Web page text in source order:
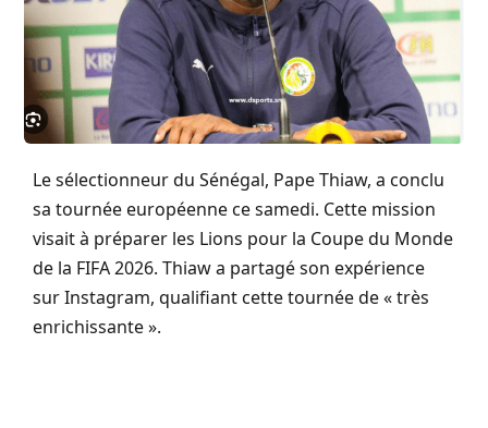
Le sélectionneur du Sénégal, Pape Thiaw, a conclu
sa tournée européenne ce samedi. Cette mission
visait à préparer les Lions pour la Coupe du Monde
de la FIFA 2026. Thiaw a partagé son expérience
sur Instagram, qualifiant cette tournée de « très
enrichissante ».